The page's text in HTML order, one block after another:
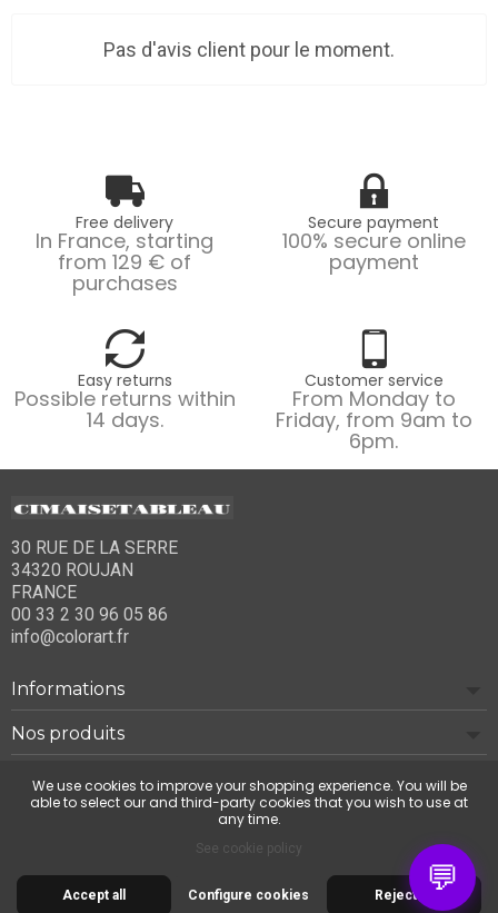
Pas d'avis client pour le moment.
Free delivery
In France, starting
from 129 € of
purchases
Secure payment
100% secure online
payment
Easy returns
Possible returns within
14 days.
Customer service
From Monday to
Friday, from 9am to
6pm.
30 RUE DE LA SERRE
34320 ROUJAN
FRANCE
00 33 2 30 96 05 86
info@colorart.fr
Informations
Nos produits
Notre société
💬
© 2026 Cimaise Tableau. Tous droits réservés.
We use cookies to improve your shopping experience. You will be
able to select our and third-party cookies that you wish to use at
any time.
See cookie policy
Accept all Reject all
Configure cookies